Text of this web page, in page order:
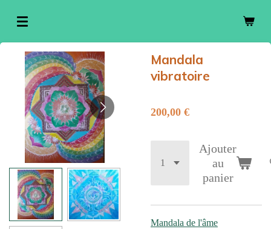
contenu
principal
Mandala
vibratoire
200,00 €
Ajouter
au
panier
Mandala de l'âme